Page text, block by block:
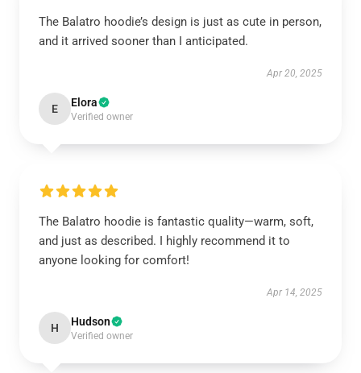
The Balatro hoodie’s design is just as cute in person,
and it arrived sooner than I anticipated.
Apr 20, 2025
E Elora
Verified owner
The Balatro hoodie is fantastic quality—warm, soft,
and just as described. I highly recommend it to
anyone looking for comfort!
Apr 14, 2025
H Hudson
Verified owner